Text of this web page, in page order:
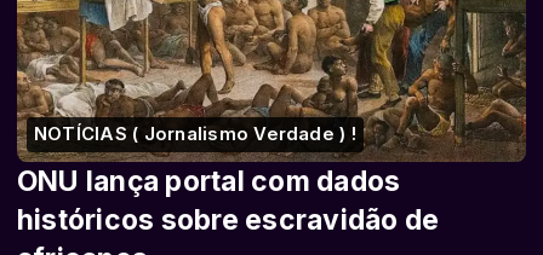
NOTÍCIAS ( Jornalismo Verdade ) !
ONU lança portal com dados
históricos sobre escravidão de